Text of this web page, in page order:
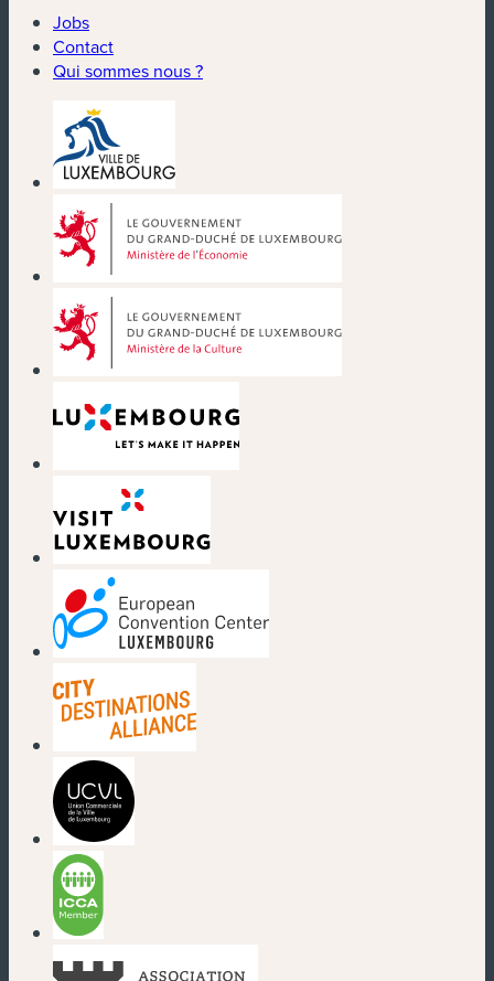
Jobs
Contact
Qui sommes nous ?